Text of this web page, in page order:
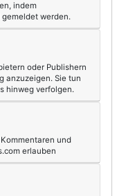
)
0
indem
werden.
oder Publishern
anzuzeigen. Sie tun
hinweg verfolgen.
und
erlauben